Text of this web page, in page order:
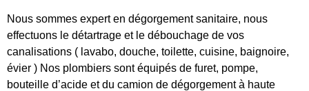
Nous sommes expert en dégorgement sanitaire, nous
effectuons le détartrage et le débouchage de vos
canalisations ( lavabo, douche, toilette, cuisine, baignoire,
évier ) Nos plombiers sont équipés de furet, pompe,
bouteille d’acide et du camion de dégorgement à haute